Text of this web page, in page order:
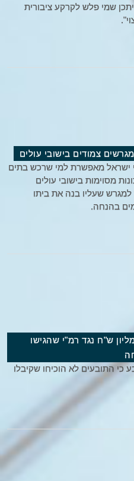
ש"ח. "לא ייתכן שמי פלש לקרקע ציבורית
צמודים בישובי עולים
מאפשרת למי שרכש בתים
מסוימות בישובי עולים
שעליו בנה את ביתו
בהנחה.
תביעת פיצויים בסך 4 מליון ש"ח נגד רמ"י שהגישו
התובעים לא הוכיחו שקיבלו